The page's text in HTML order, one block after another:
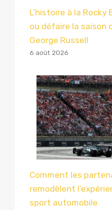
L’histoire à la
ou défaire la saison
George Russell
6 août 2026
Comment les
remodèlent
sport automobile